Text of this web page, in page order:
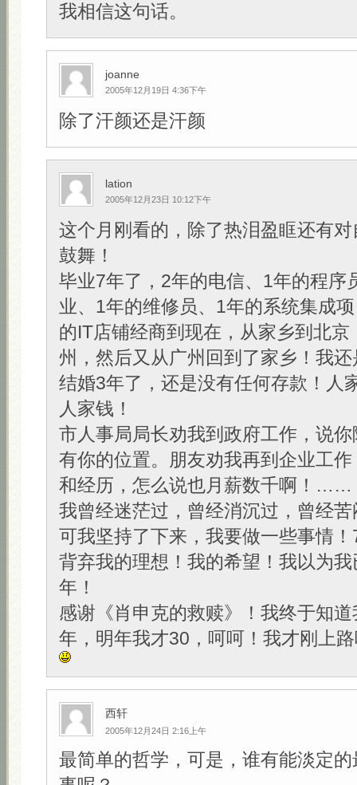
我相信这句话。
joanne
2005年12月19日 4:36下午
除了汗颜还是汗颜
lation
2005年12月23日 10:12下午
这个月刚看的，除了热泪盈眶还有
鼓舞！
毕业7年了，2年的电信、1年的程序
业、1年的维修员、1年的系统集成
的IT店铺经商到现在，从家乡到北京
州，然后又从广州回到了家乡！我
结婚3年了，还是没有任何存款！人
人家钱！
市人事局局长劝我到政府工作，说
有你的位置。朋友劝我再到企业工
和经历，怎么说也月薪数千啊！……
我曾经迷茫过，曾经消沉过，曾经
可我坚持了下来，我要做一些事情
背弃我的理想！我的希望！我以为
年！
感谢《肖申克的救赎》！我终于知
年，明年我才30，呵呵！我才刚上
西轩
2005年12月24日 2:16上午
最简单的哲学，可是，谁有能淡定